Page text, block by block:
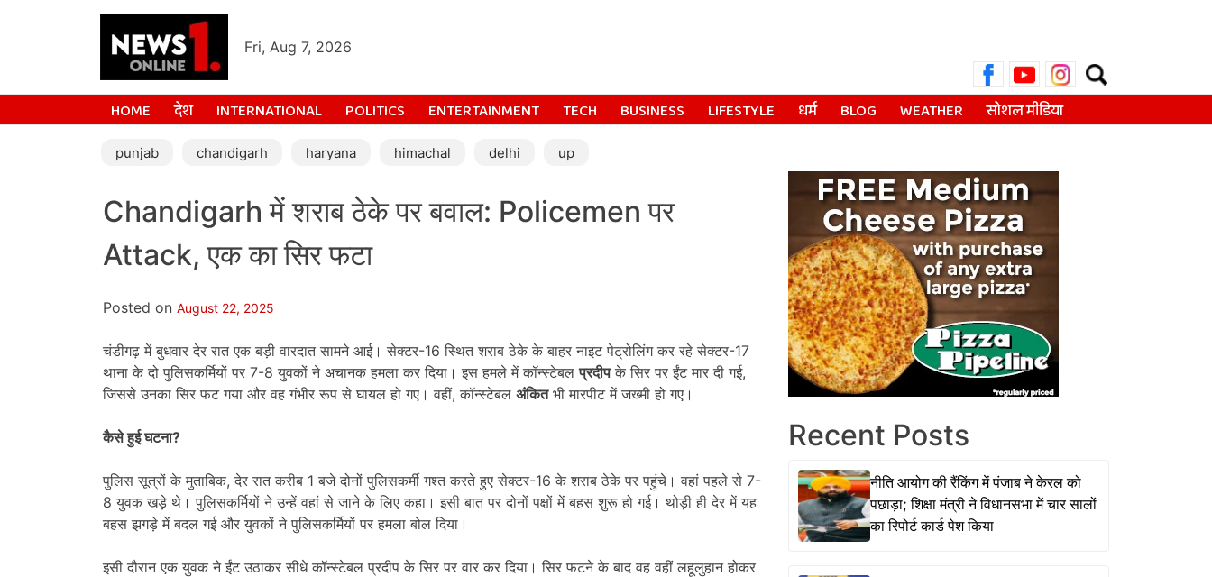
Fri, Aug 7, 2026
Search
for:
HOME देश INTERNATIONAL POLITICS ENTERTAINMENT TECH BUSINESS LIFESTYLE धर्म BLOG WEATHER सोशल मीडिया
punjab chandigarh haryana himachal delhi up
Chandigarh में शराब ठेके पर बवाल: Policemen पर
Attack, एक का सिर फटा
Posted on August 22, 2025
चंडीगढ़ में बुधवार देर रात एक बड़ी वारदात सामने आई। सेक्टर-16 स्थित शराब ठेके के बाहर नाइट पेट्रोलिंग कर रहे सेक्टर-17
थाना के दो पुलिसकर्मियों पर 7-8 युवकों ने अचानक हमला कर दिया। इस हमले में कॉन्स्टेबलप्रदीपके सिर पर ईंट मार दी गई,
जिससे उनका सिर फट गया और वह गंभीर रूप से घायल हो गए। वहीं, कॉन्स्टेबल अंकितभी मारपीट में जख्मी हो गए।
कैसे हुई घटना?
पुलिस सूत्रों के मुताबिक, देर रात करीब 1 बजे दोनों पुलिसकर्मी गश्त करते हुए सेक्टर-16 के शराब ठेके पर पहुंचे। वहां पहले से 7-
8 युवक खड़े थे। पुलिसकर्मियों ने उन्हें वहां से जाने के लिए कहा। इसी बात पर दोनों पक्षों में बहस शुरू हो गई। थोड़ी ही देर में यह
बहस झगड़े में बदल गई और युवकों ने पुलिसकर्मियों पर हमला बोल दिया।
इसी दौरान एक युवक ने ईंट उठाकर सीधे कॉन्स्टेबल प्रदीप के सिर पर वार कर दिया। सिर फटने के बाद वह वहीं लहूलुहान होकर
Recent Posts
नीति आयोग की रैंकिंग में पंजाब ने केरल को
पछाड़ा; शिक्षा मंत्री ने विधानसभा में चार सालों
का रिपोर्ट कार्ड पेश किया